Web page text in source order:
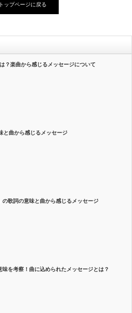
トップページに戻る
？楽曲から感じるメッセージについて
と曲から感じるメッセージ
の歌詞の意味と曲から感じるメッセージ
を考察！曲に込められたメッセージとは？